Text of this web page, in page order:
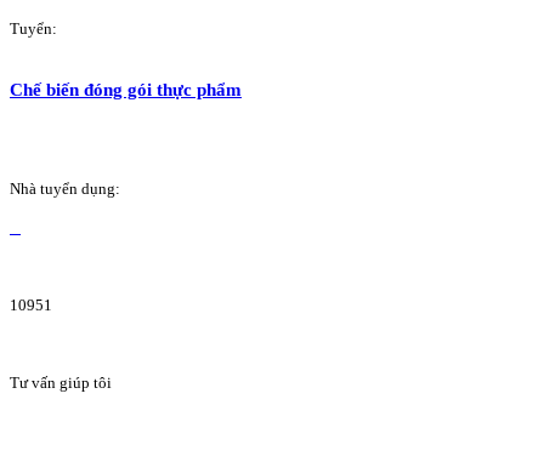
Tuyển:
Chế biến đóng gói thực phẩm
Nhà tuyển dụng:
10951
Tư vấn giúp tôi